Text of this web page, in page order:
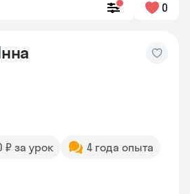
0
₽ за урок
4 года опыта